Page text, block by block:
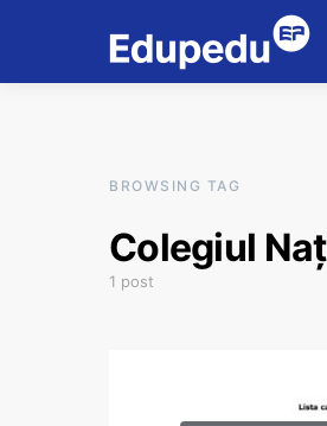
BROWSING TAG
Colegiul
1 post